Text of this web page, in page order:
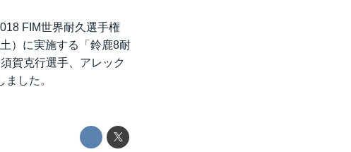
FIM世界耐久選手権
）に実施する「鈴鹿8耐
賀克行選手、アレック
した。